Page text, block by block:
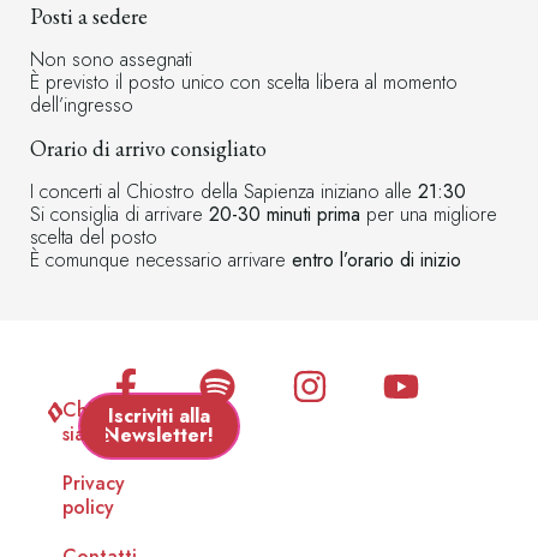
Posti a sedere
Non sono assegnati
È previsto il posto unico con scelta libera al momento
dell’ingresso
Orario di arrivo consigliato
I concerti al Chiostro della Sapienza iniziano alle 21:30
Si consiglia di arrivare 20-30 minuti prima per una migliore
scelta del posto
È comunque necessario arrivare entro l’orario di inizio
Chi
siamo
Privacy
policy
Iscriviti alla
Newsletter!